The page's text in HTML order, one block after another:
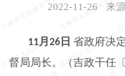
2022-11-26 来
11月 26 日 省政府决
督局局长。（吉政干任〔